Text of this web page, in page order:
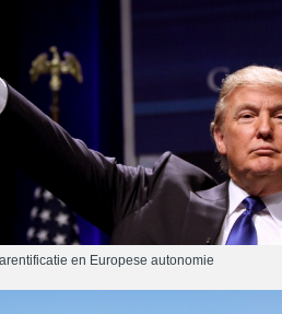
en Europese autonomie